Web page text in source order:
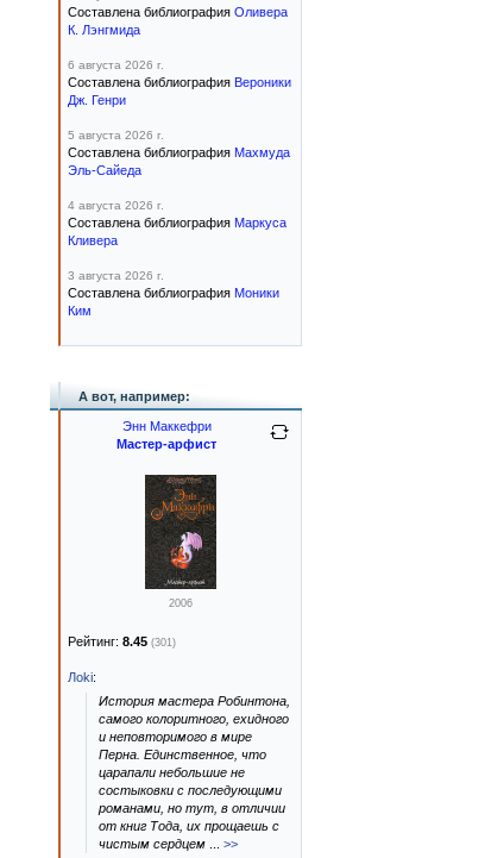
Составлена библиография Оливера
К. Лэнгмида
6 августа 2026 г.
Составлена библиография Вероники
Дж. Генри
5 августа 2026 г.
Составлена библиография Махмуда
Эль-Сайеда
4 августа 2026 г.
Составлена библиография Маркуса
Кливера
3 августа 2026 г.
Составлена библиография Моники
Ким
А вот, например:
Энн Маккефри
Мастер-арфист
2006
Рейтинг: 8.45 (301)
Лoki:
История мастера Робинтона,
самого колоритного, ехидного
и неповторимого в мире
Перна. Единственное, что
царапали небольшие не
состыковки с последующими
романами, но тут, в отличии
от книг Тода, их прощаешь с
чистым сердцем
>>